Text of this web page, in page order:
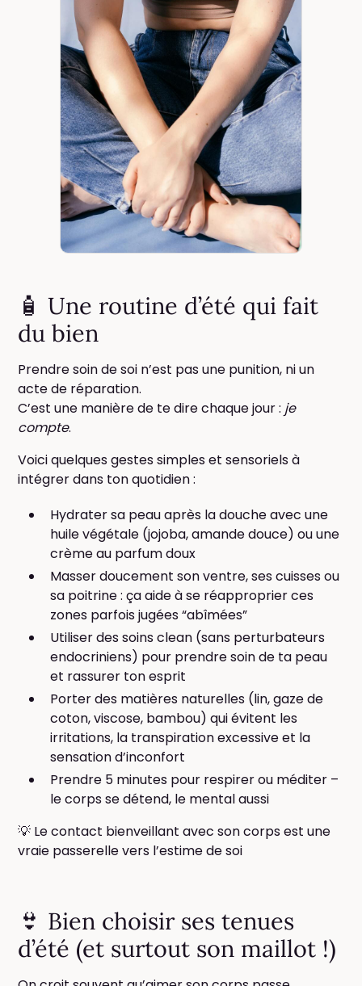
🧴 Une routine d’été qui fait
du bien
Prendre soin de soi n’est pas une punition, ni un
acte de réparation.
C’est une manière de te dire chaque jour : je
compte.
Voici quelques gestes simples et sensoriels à
intégrer dans ton quotidien :
Hydrater sa peau après la douche avec une
huile végétale (jojoba, amande douce) ou une
crème au parfum doux
Masser doucement son ventre, ses cuisses ou
sa poitrine : ça aide à se réapproprier ces
zones parfois jugées “abîmées”
Utiliser des soins clean (sans perturbateurs
endocriniens) pour prendre soin de ta peau
et rassurer ton esprit
Porter des matières naturelles (lin, gaze de
coton, viscose, bambou) qui évitent les
irritations, la transpiration excessive et la
sensation d’inconfort
Prendre 5 minutes pour respirer ou méditer –
le corps se détend, le mental aussi
💡 Le contact bienveillant avec son corps est une
vraie passerelle vers l’estime de soi
👙 Bien choisir ses tenues
d’été (et surtout son maillot !)